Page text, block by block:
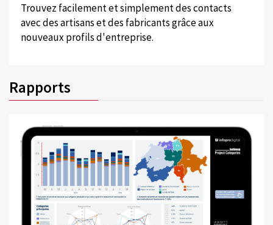
Trouvez facilement et simplement des contacts
avec des artisans et des fabricants grâce aux
nouveaux profils d'entreprise.
Rapports